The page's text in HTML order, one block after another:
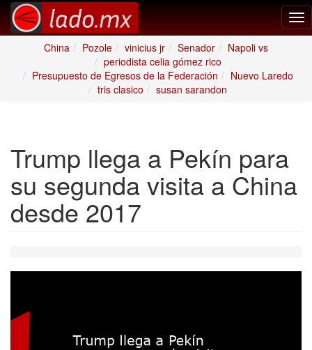
China
Pozole vinicius jr Senador
Napoli vs
periodista celia gómez rico
Presupuesto de Egresos de la Federación
Nuevo Laredo
tris clasico
susan sarandon
Trump llega a Pekín para
su segunda visita a China
desde 2017